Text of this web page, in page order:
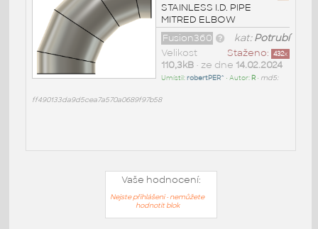
STAINLESS I.D. PIPE
MITRED ELBOW
kat:Potrubí
Fusion360
Staženo: 432x
Velikost
110,3kB• ze dne 14.02.2024
Umístil:robertPER^ • Autor: R• md5:
ff490133da9d5cea7a570a0689f97b58
Vaše hodnocení:
Nejste přihlášeni - nemůžete
hodnotit blok